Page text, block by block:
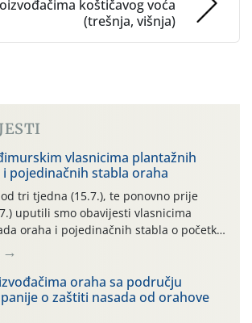
koštičavog voća
(trešnja, višnja)
vlasnicima plantažnih
pojedinačnih stabla oraha
tri tjedna (15.7.), te ponovno prije
uputili smo obavijesti vlasnicima
oraha i pojedinačnih stabla o početku
potrebi usmjerenog suzbijanja
completa)! Već dvanaest dana
“toplinski udar”, koji naročito
dana (31.7.-05.8.), jer najviše
svakodnevno […]
oraha sa području
o zaštiti nasada od orahove